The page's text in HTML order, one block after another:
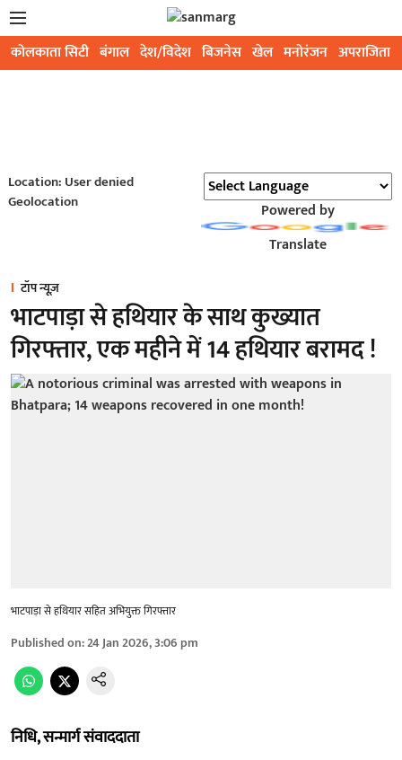
कोलकाता सिटी बंगाल देश/विदेश बिजनेस खेल मनोरंजन अपराजिता
Location: User denied
Geolocation
Powered by
Translate
टॉप न्यूज़
भाटपाड़ा से हथियार के साथ कुख्यात
गिरफ्तार, एक महीने में 14 हथियार बरामद !
भाटपाड़ा से हथियार सहित अभियुक्त गिरफ्तार
Published on:24 Jan 2026, 3:06 pm
निधि, सन्मार्ग संवाददाता